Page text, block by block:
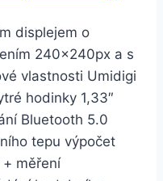
displejem o
240x240px a s
vlastnosti Umidigi
hodinky 1,33″
Bluetooth 5.0
tepu výpočet
měření